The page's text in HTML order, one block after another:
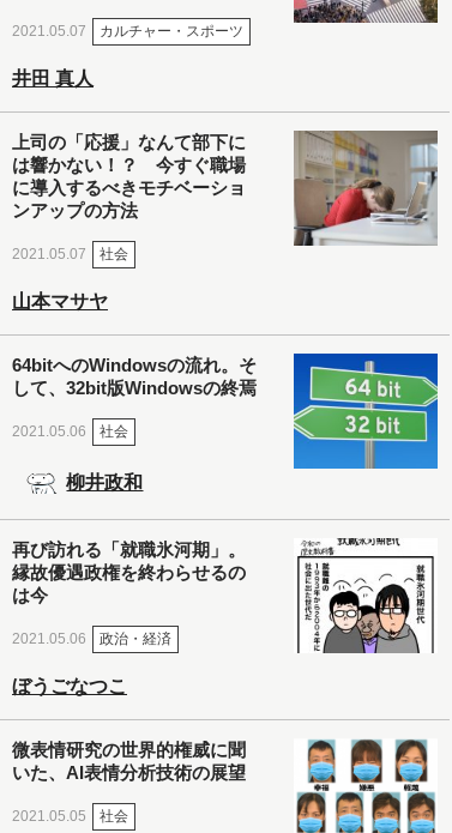
2021.05.07 カルチャー・スポーツ
井田 真人
上司の「応援」なんて部下に
は響かない！？ 今すぐ職場
に導入するべきモチベーショ
ンアップの方法
2021.05.07 社会
山本マサヤ
64bitへのWindowsの流れ。そ
して、32bit版Windowsの終焉
2021.05.06 社会
柳井政和
再び訪れる「就職氷河期」。
縁故優遇政権を終わらせるの
は今
2021.05.06 政治・経済
ぼうごなつこ
微表情研究の世界的権威に聞
いた、AI表情分析技術の展望
2021.05.05 社会